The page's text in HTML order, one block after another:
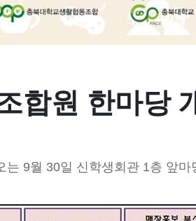
합원 한마당
는 9월 30일 신학생회관 1층 앞